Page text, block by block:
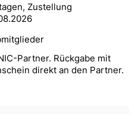
Zustellung
Partner. Rückgabe mit
direkt an den Partner.